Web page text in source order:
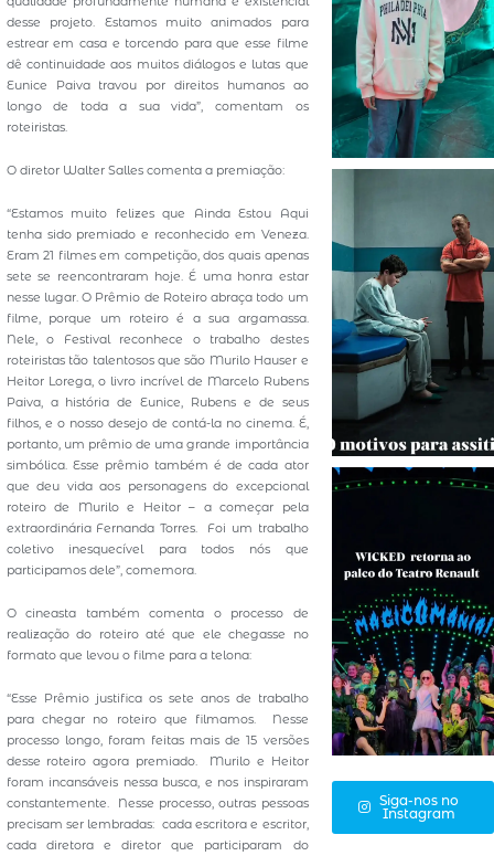
desse projeto. Estamos muito animados para
estrear em casa e torcendo para que esse filme
dê continuidade aos muitos diálogos e lutas que
Eunice Paiva travou por direitos humanos ao
longo de toda a sua vida”, comentam os
roteiristas.
O diretor Walter Salles comenta a premiação:
“Estamos muito felizes que Ainda Estou Aqui
tenha sido premiado e reconhecido em Veneza.
Eram 21 filmes em competição, dos quais apenas
sete se reencontraram hoje. É uma honra estar
nesse lugar. O Prêmio de Roteiro abraça todo um
filme, porque um roteiro é a sua argamassa.
Nele, o Festival reconhece o trabalho destes
roteiristas tão talentosos que são Murilo Hauser e
Heitor Lorega, o livro incrível de Marcelo Rubens
Paiva, a história de Eunice, Rubens e de seus
filhos, e o nosso desejo de contá-la no cinema. É,
portanto, um prêmio de uma grande importância
simbólica. Esse prêmio também é de cada ator
que deu vida aos personagens do excepcional
roteiro de Murilo e Heitor – a começar pela
extraordinária Fernanda Torres. Foi um trabalho
coletivo inesquecível para todos nós que
participamos dele”, comemora.
O cineasta também comenta o processo de
realização do roteiro até que ele chegasse no
formato que levou o filme para a telona:
“Esse Prêmio justifica os sete anos de trabalho
para chegar no roteiro que filmamos. Nesse
processo longo, foram feitas mais de 15 versões
desse roteiro agora premiado. Murilo e Heitor
foram incansáveis nessa busca, e nos inspiraram
constantemente. Nesse processo, outras pessoas
precisam ser lembradas: cada escritora e escritor,
cada diretora e diretor que participaram do
Siga-nos no
Instagram